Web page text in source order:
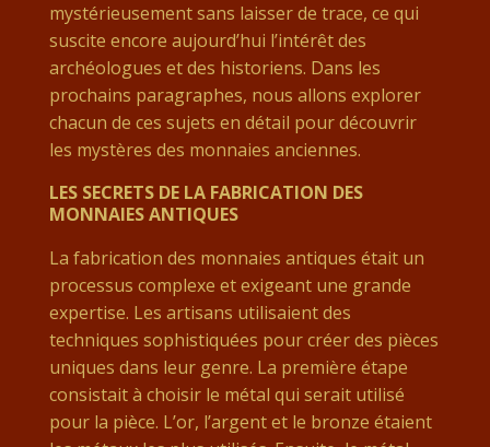
mystérieusement sans laisser de trace, ce qui
suscite encore aujourd’hui l’intérêt des
archéologues et des historiens. Dans les
prochains paragraphes, nous allons explorer
chacun de ces sujets en détail pour découvrir
les mystères des monnaies anciennes.
LES SECRETS DE LA FABRICATION DES
MONNAIES ANTIQUES
La fabrication des monnaies antiques était un
processus complexe et exigeant une grande
expertise. Les artisans utilisaient des
techniques sophistiquées pour créer des pièces
uniques dans leur genre. La première étape
consistait à choisir le métal qui serait utilisé
pour la pièce. L’or, l’argent et le bronze étaient